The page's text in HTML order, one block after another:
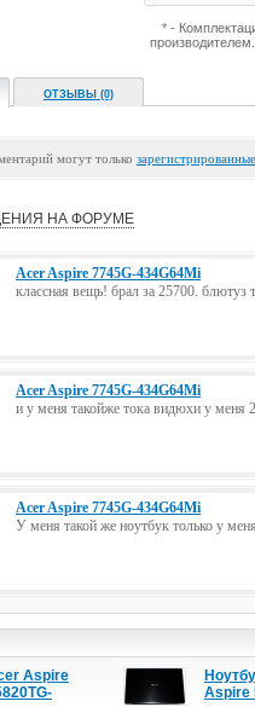
* -
ОТЗЫВЫ (0)
могут только зарегистрированные
НА ФОРУМЕ
Acer Aspire 7745G-434G64Mi
классная вещь! брал за 25700. блютуз
Acer Aspire 7745G-434G64Mi
и у меня такойже тока видюхи у меня
Acer Aspire 7745G-434G64Mi
У меня такой же ноутбук только у
Aspire
Aspire